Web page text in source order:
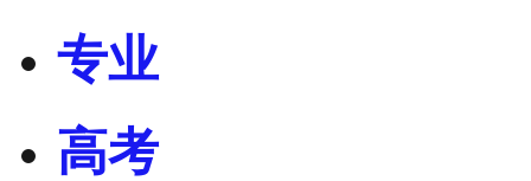
专业
高考